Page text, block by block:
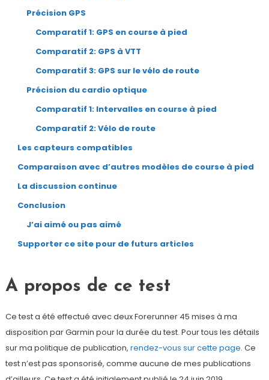
Précision GPS
Comparatif 1: GPS en course à pied
Comparatif 2: GPS à VTT
Comparatif 3: GPS sur le vélo de route
Précision du cardio optique
Comparatif 1: Intervalles en course à pied
Comparatif 2: Vélo de route
Les capteurs compatibles
Comparaison avec d’autres modèles de course à pied
La discussion continue
Conclusion
J’ai aimé ou pas aimé
Supporter ce site pour de futurs articles
A propos de ce test
Ce test a été effectué avec deux Forerunner 45 mises à ma
disposition par Garmin pour la durée du test. Pour tous les détails
sur ma politique de publication, rendez-vous sur cette page. Ce
test n’est pas sponsorisé, comme aucune de mes publications